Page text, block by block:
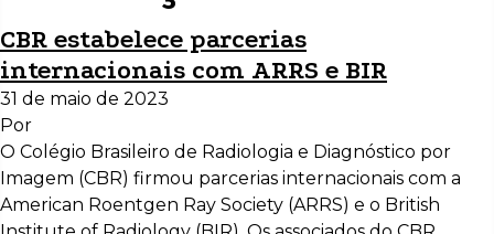
CBR estabelece parcerias
internacionais com ARRS e BIR
31 de maio de 2023
Por
O Colégio Brasileiro de Radiologia e Diagnóstico por
Imagem (CBR) firmou parcerias internacionais com a
American Roentgen Ray Society (ARRS) e o British